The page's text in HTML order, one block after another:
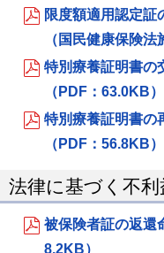
限度額適用認定証
（国民健康保険
特別療養証明書の
（PDF：63.0KB）
特別療養証明書の
（PDF：56.8KB）
法律に基づく不
被保険者証の返還
8.2KB）